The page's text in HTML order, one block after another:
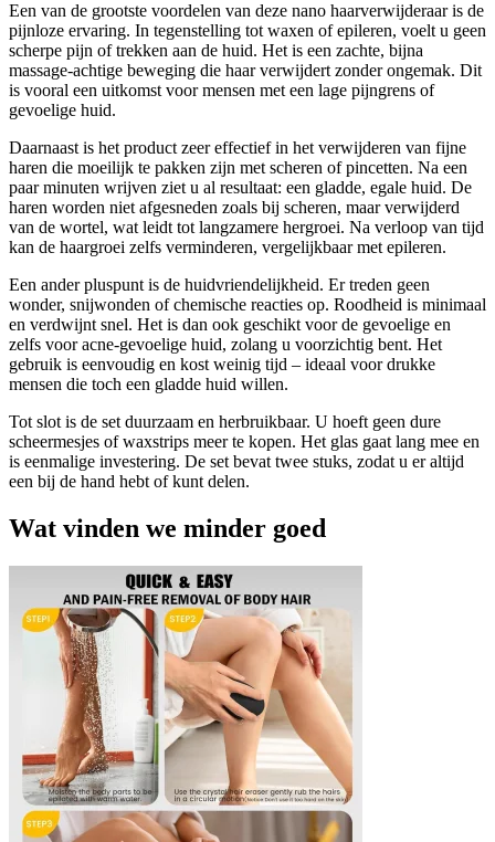
Een van de grootste voordelen van deze nano haarverwijderaar is de
pijnloze ervaring. In tegenstelling tot waxen of epileren, voelt u geen
scherpe pijn of trekken aan de huid. Het is een zachte, bijna
massage-achtige beweging die haar verwijdert zonder ongemak. Dit
is vooral een uitkomst voor mensen met een lage pijngrens of
gevoelige huid.
Daarnaast is het product zeer effectief in het verwijderen van fijne
haren die moeilijk te pakken zijn met scheren of pincetten. Na een
paar minuten wrijven ziet u al resultaat: een gladde, egale huid. De
haren worden niet afgesneden zoals bij scheren, maar verwijderd
van de wortel, wat leidt tot langzamere hergroei. Na verloop van tijd
kan de haargroei zelfs verminderen, vergelijkbaar met epileren.
Een ander pluspunt is de huidvriendelijkheid. Er treden geen
wonder, snijwonden of chemische reacties op. Roodheid is minimaal
en verdwijnt snel. Het is dan ook geschikt voor de gevoelige en
zelfs voor acne-gevoelige huid, zolang u voorzichtig bent. Het
gebruik is eenvoudig en kost weinig tijd – ideaal voor drukke
mensen die toch een gladde huid willen.
Tot slot is de set duurzaam en herbruikbaar. U hoeft geen dure
scheermesjes of waxstrips meer te kopen. Het glas gaat lang mee en
is eenmalige investering. De set bevat twee stuks, zodat u er altijd
een bij de hand hebt of kunt delen.
Wat vinden we minder goed